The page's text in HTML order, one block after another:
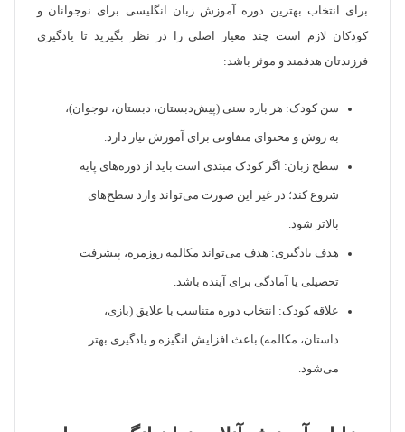
برای انتخاب بهترین دوره آموزش زبان انگلیسی برای نوجوانان و
کودکان لازم است چند معیار اصلی را در نظر بگیرید تا یادگیری
فرزندتان هدفمند و موثر باشد:
سن کودک: هر بازه سنی (پیش‌دبستان، دبستان، نوجوان)،
به روش و محتوای متفاوتی برای آموزش نیاز دارد.
سطح زبان: اگر کودک مبتدی است باید از دوره‌های پایه
شروع کند؛ در غیر این صورت می‌تواند وارد سطح‌های
بالاتر شود.
هدف یادگیری: هدف می‌تواند مکالمه روزمره، پیشرفت
تحصیلی یا آمادگی برای آینده باشد.
علاقه کودک: انتخاب دوره متناسب با علایق (بازی،
داستان، مکالمه) باعث افزایش انگیزه و یادگیری بهتر
می‌شود.